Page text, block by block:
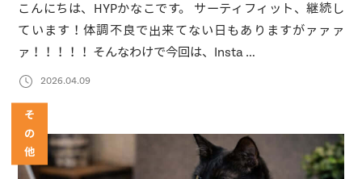
こんにちは、HYPかなこです。 サーティフィット、継続し
ています！体調不良で出来てない日もありますがァァァ
ァ！！！！！ そんなわけで今回は、Insta …
2026.04.09
そ
の
他